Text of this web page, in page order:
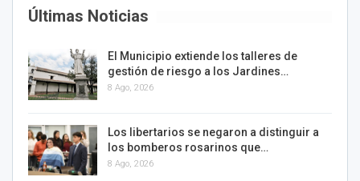
Últimas Noticias
El Municipio extiende los talleres de
gestión de riesgo a los Jardines…
8 Ago, 2026
Los libertarios se negaron a distinguir a
los bomberos rosarinos que…
8 Ago, 2026